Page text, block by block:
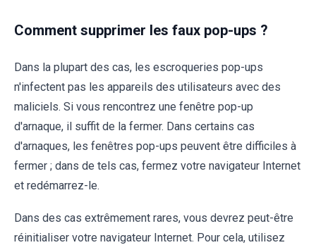
Comment supprimer les faux pop-ups ?
Dans la plupart des cas, les escroqueries pop-ups
n'infectent pas les appareils des utilisateurs avec des
maliciels. Si vous rencontrez une fenêtre pop-up
d'arnaque, il suffit de la fermer. Dans certains cas
d'arnaques, les fenêtres pop-ups peuvent être difficiles à
fermer ; dans de tels cas, fermez votre navigateur Internet
et redémarrez-le.
Dans des cas extrêmement rares, vous devrez peut-être
réinitialiser votre navigateur Internet. Pour cela, utilisez